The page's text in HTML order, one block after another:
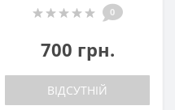
0
700 грн.
ВІДСУТНІЙ